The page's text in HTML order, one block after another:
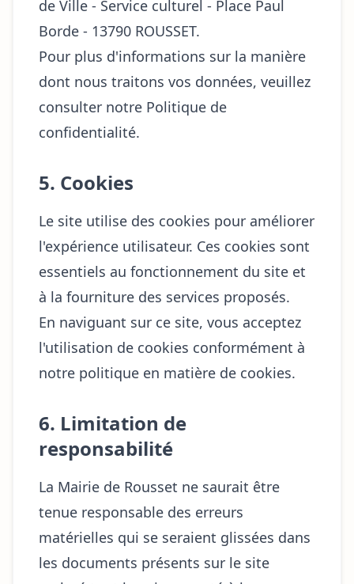
de Ville - Service culturel - Place Paul
Borde - 13790 ROUSSET.
Pour plus d'informations sur la manière
dont nous traitons vos données, veuillez
consulter notre Politique de
confidentialité.
5. Cookies
Le site utilise des cookies pour améliorer
l'expérience utilisateur. Ces cookies sont
essentiels au fonctionnement du site et
à la fourniture des services proposés.
En naviguant sur ce site, vous acceptez
l'utilisation de cookies conformément à
notre politique en matière de cookies.
6. Limitation de
responsabilité
La Mairie de Rousset ne saurait être
tenue responsable des erreurs
matérielles qui se seraient glissées dans
les documents présents sur le site